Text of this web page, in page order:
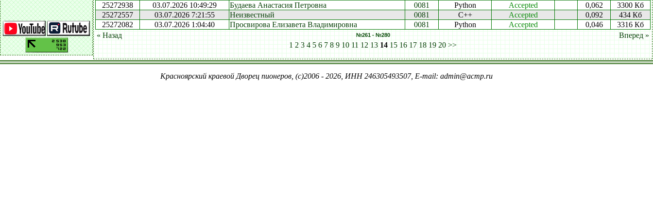
25272938
03.07.2026 10:49:29 Будаева Анастасия Петровна 0081 Python Accepted 0,062
3300 Кб
25272557
03.07.2026 7:21:55 Неизвестный 0081 C++ Accepted 0,092
434 Кб
25272082
03.07.2026 1:04:40 Просвирова Елизавета Владимировна 0081 Python Accepted 0,046
3316 Кб
« Назад
№261 - №280
Вперед »
1 2 3 4 5 6 7 8 9 10 11 12 13 14 15 16 17 18 19 20 >>
Красноярский краевой Дворец пионеров, (c)2006 - 2026, ИНН 246305493507, E-mail: admin@acmp.ru